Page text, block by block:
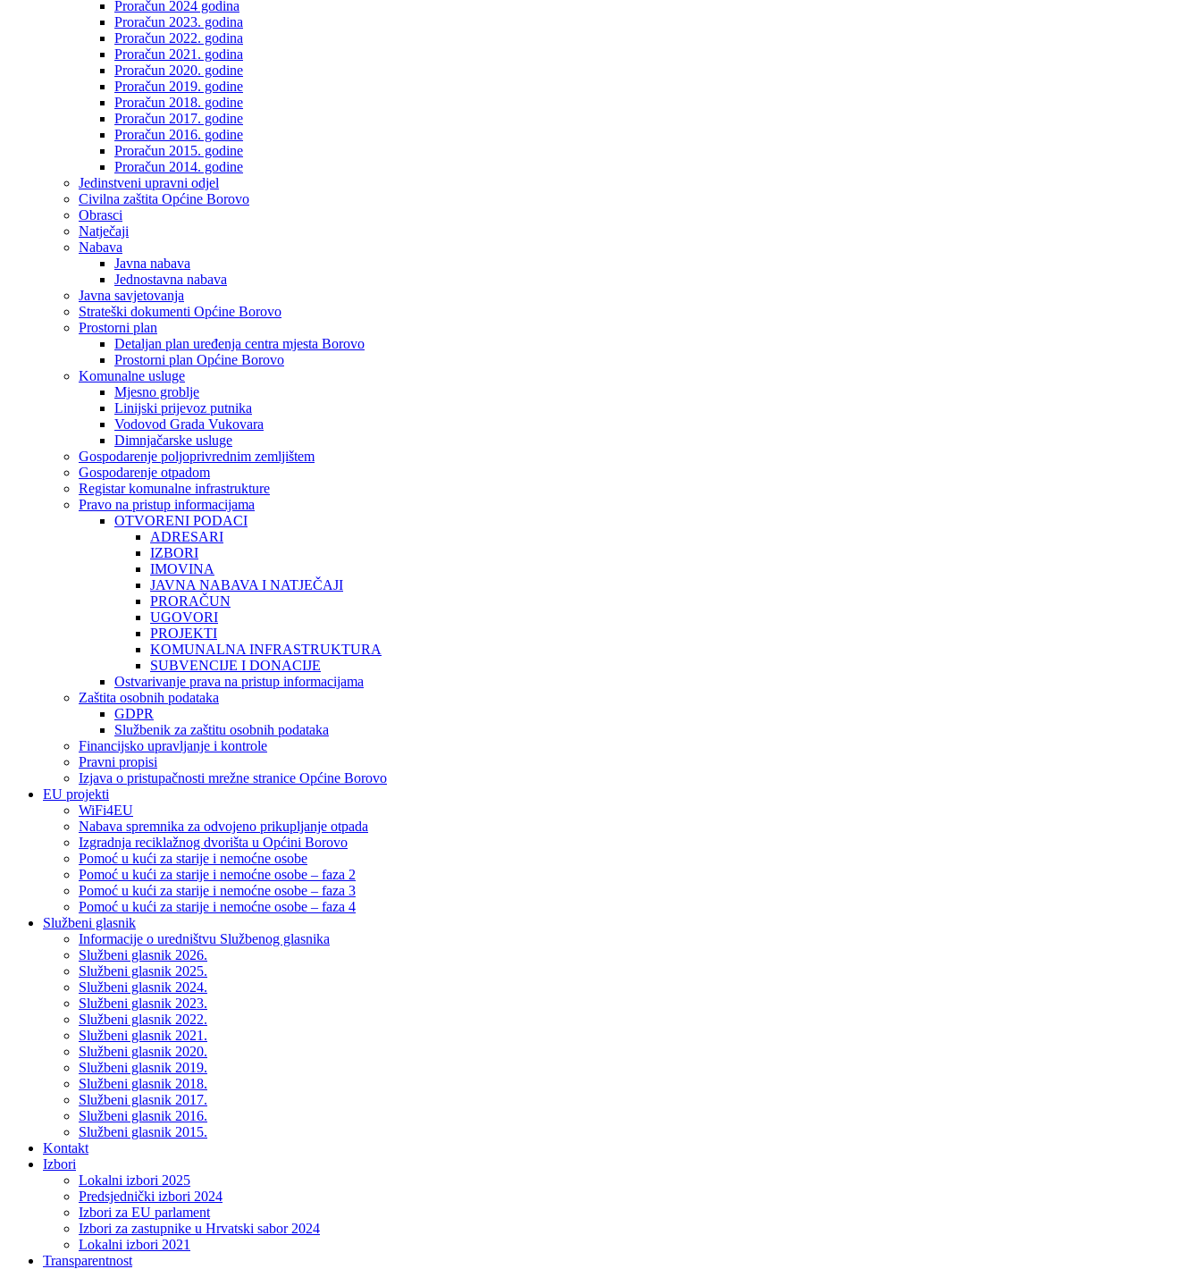
Proračun 2024 godina
Proračun 2023. godina
Proračun 2022. godina
Proračun 2021. godina
Proračun 2020. godine
Proračun 2019. godine
Proračun 2018. godine
Proračun 2017. godine
Proračun 2016. godine
Proračun 2015. godine
Proračun 2014. godine
Jedinstveni upravni odjel
Civilna zaštita Općine Borovo
Obrasci
Natječaji
Nabava
Javna nabava
Jednostavna nabava
Javna savjetovanja
Strateški dokumenti Općine Borovo
Prostorni plan
Detaljan plan uređenja centra mjesta Borovo
Prostorni plan Općine Borovo
Komunalne usluge
Mjesno groblje
Linijski prijevoz putnika
Vodovod Grada Vukovara
Dimnjačarske usluge
Gospodarenje poljoprivrednim zemljištem
Gospodarenje otpadom
Registar komunalne infrastrukture
Pravo na pristup informacijama
OTVORENI PODACI
ADRESARI
IZBORI
IMOVINA
JAVNA NABAVA I NATJEČAJI
PRORAČUN
UGOVORI
PROJEKTI
KOMUNALNA INFRASTRUKTURA
SUBVENCIJE I DONACIJE
Ostvarivanje prava na pristup informacijama
Zaštita osobnih podataka
GDPR
Službenik za zaštitu osobnih podataka
Financijsko upravljanje i kontrole
Pravni propisi
Izjava o pristupačnosti mrežne stranice Općine Borovo
EU projekti
WiFi4EU
Nabava spremnika za odvojeno prikupljanje otpada
Izgradnja reciklažnog dvorišta u Općini Borovo
Pomoć u kući za starije i nemoćne osobe
Pomoć u kući za starije i nemoćne osobe – faza 2
Pomoć u kući za starije i nemoćne osobe – faza 3
Pomoć u kući za starije i nemoćne osobe – faza 4
Službeni glasnik
Informacije o uredništvu Službenog glasnika
Službeni glasnik 2026.
Službeni glasnik 2025.
Službeni glasnik 2024.
Službeni glasnik 2023.
Službeni glasnik 2022.
Službeni glasnik 2021.
Službeni glasnik 2020.
Službeni glasnik 2019.
Službeni glasnik 2018.
Službeni glasnik 2017.
Službeni glasnik 2016.
Službeni glasnik 2015.
Kontakt
Izbori
Lokalni izbori 2025
Predsjednički izbori 2024
Izbori za EU parlament
Izbori za zastupnike u Hrvatski sabor 2024
Lokalni izbori 2021
Transparentnost